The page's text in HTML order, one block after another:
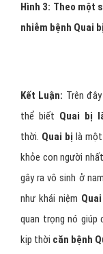
Hình 3: Theo một
nhiễm bệnh Quai bị
Kết Luận: Trên
thể biết Quai bị
thời. Quai bị là
khỏe con người
gây ra vô sinh ở
như khái niệm
quan trọng nó giúp
kịp thời căn bệnh